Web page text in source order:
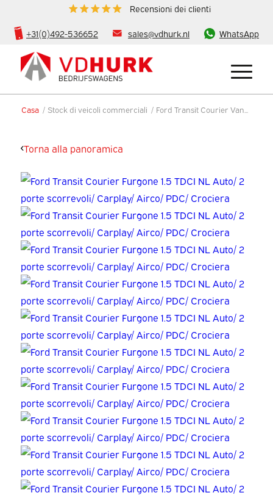
Recensioni dei clienti
+31(0)492-536652 sales@vdhurk.nl WhatsApp
Casa / Stock di veicoli commerciali / Ford Transit Courier Van...
Torna alla panoramica